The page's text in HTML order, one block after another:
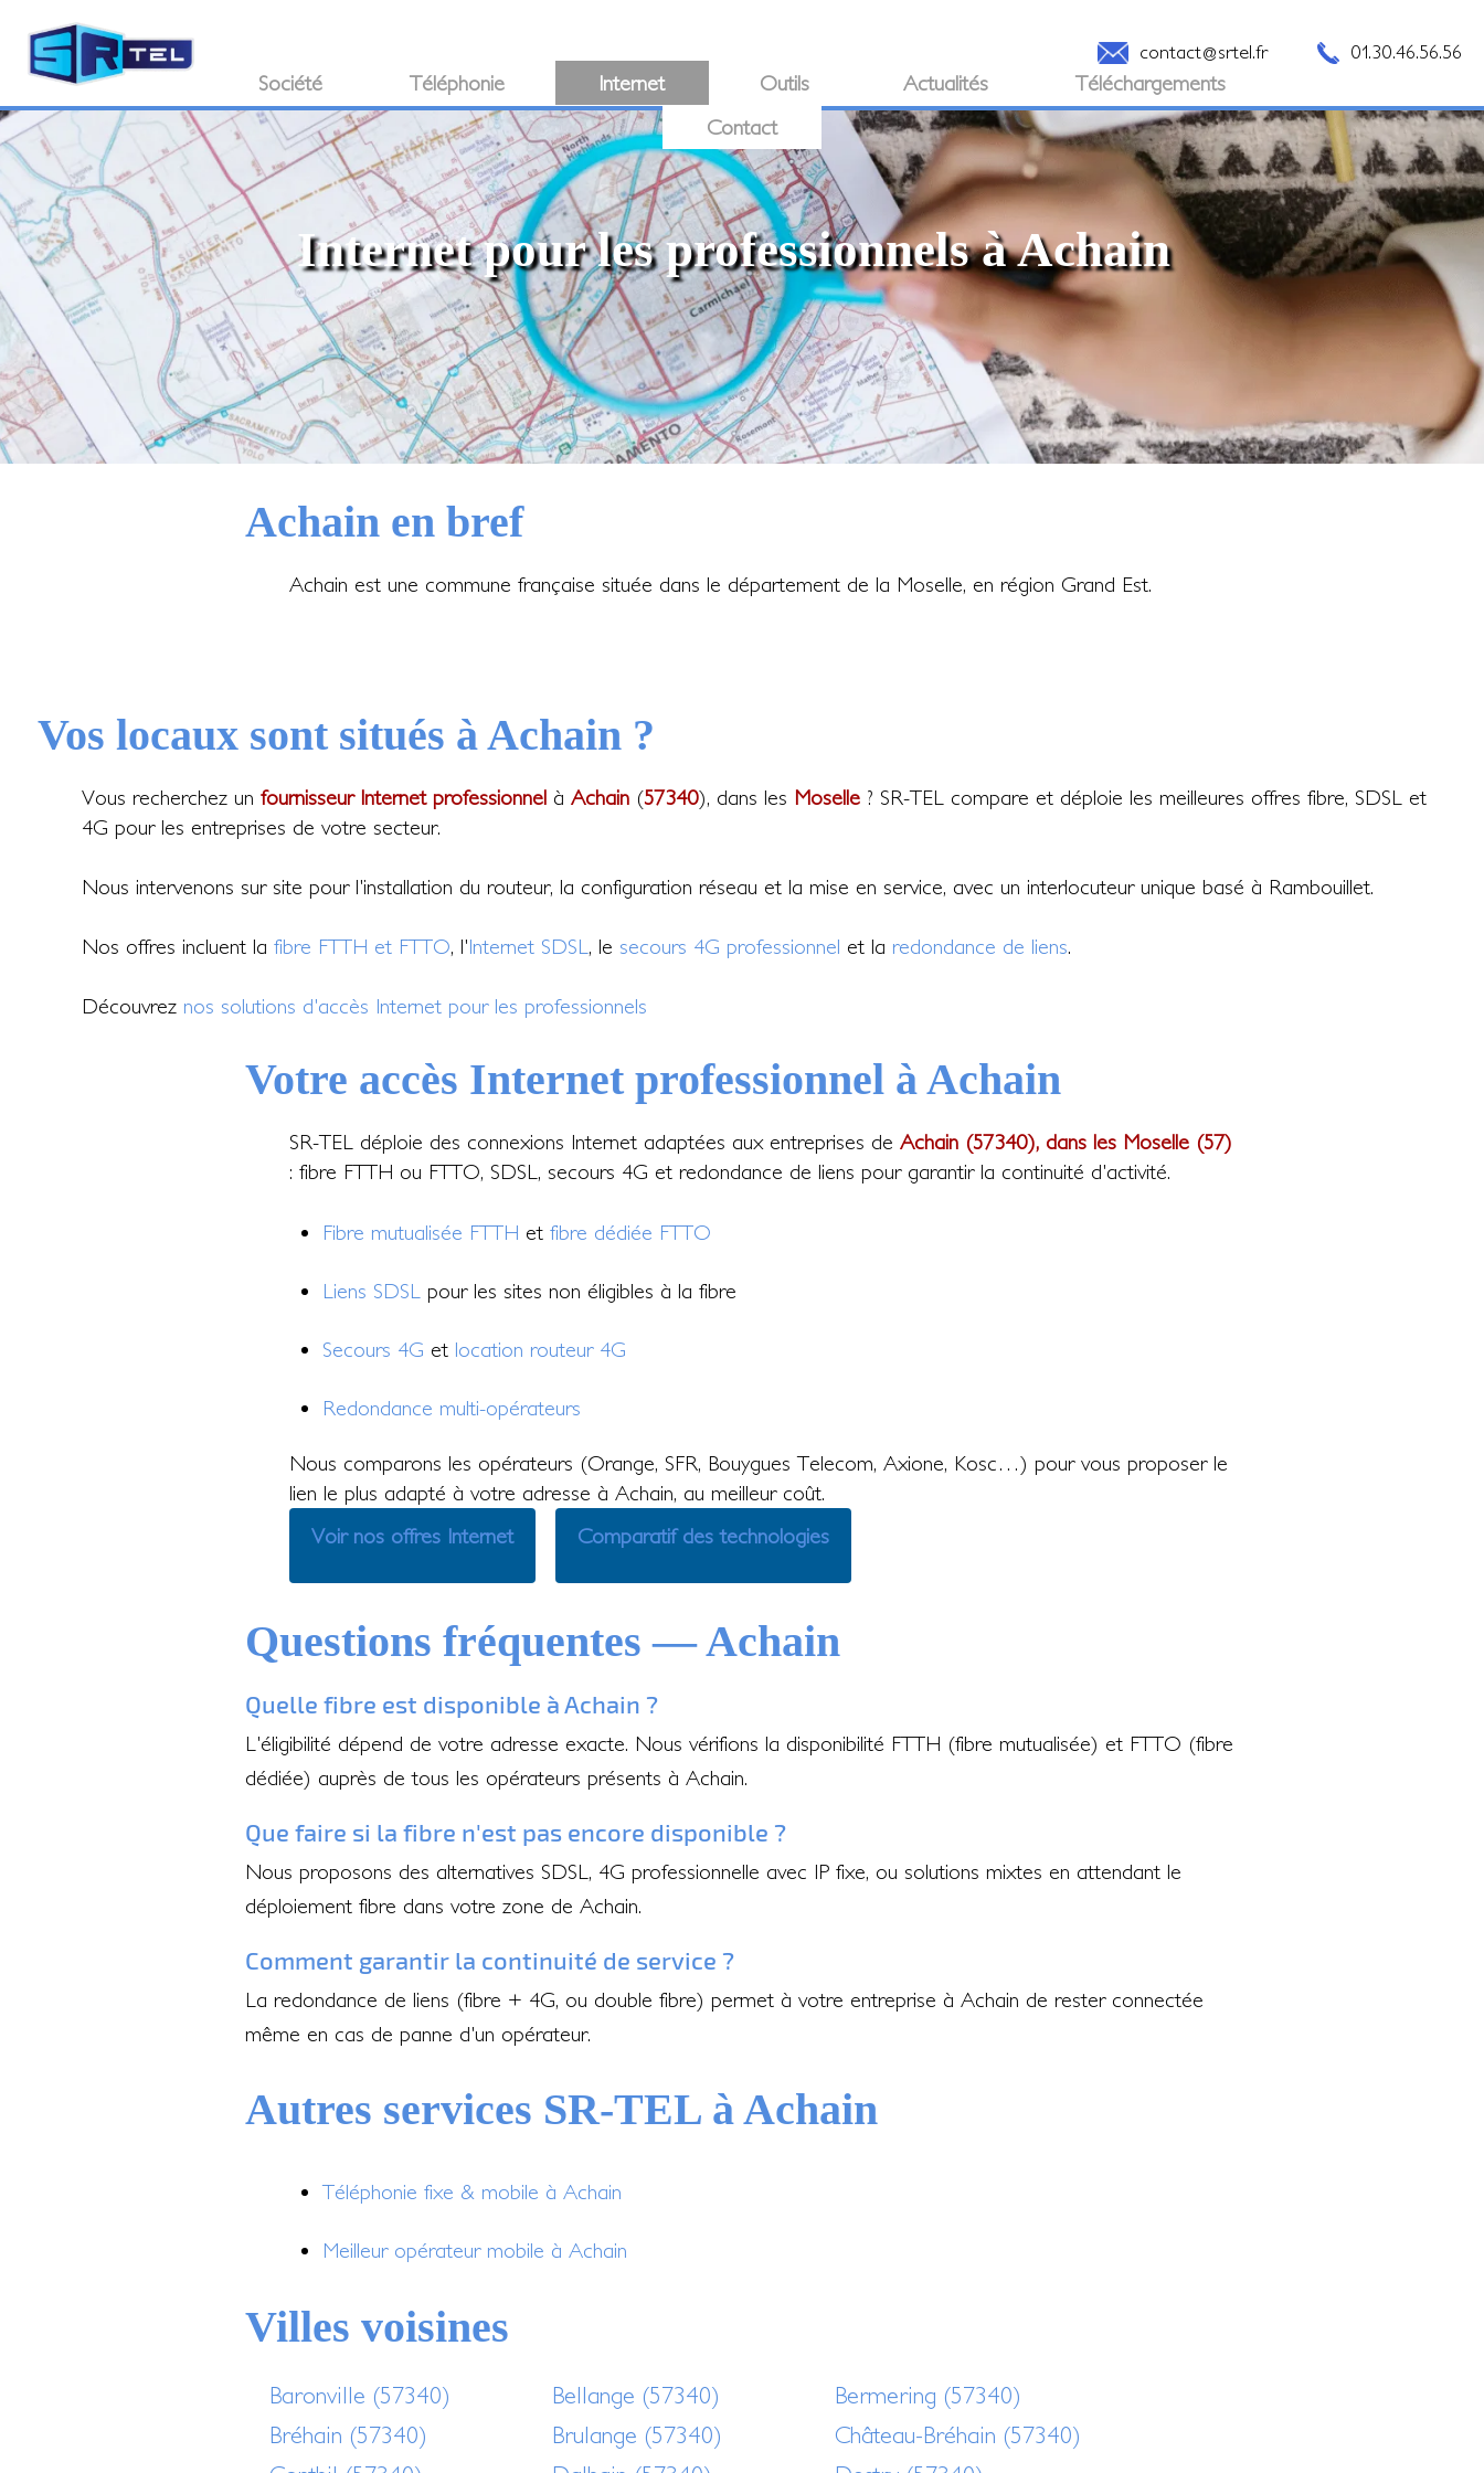
contact@srtel.fr 01.30.46.56.56
Société Téléphonie Internet Outils Actualités
Téléchargements
Contact
Internet pour les professionnels à Achain
Achain en bref
Achain est une commune française située dans le département de la Moselle, en région Grand Est.
Vos locaux sont situés à Achain ?
Vous recherchez un fournisseur Internet professionnelà Achain(57340), dans les Moselle? SR-TEL compare et déploie les meilleures offres fibre, SDSL et
4G pour les entreprises de votre secteur.
Nous intervenons sur site pour l'installation du routeur, la configuration réseau et la mise en service, avec un interlocuteur unique basé à Rambouillet.
Nos offres incluent la fibre FTTH et FTTO, l'Internet SDSL , le secours 4G professionnel et la redondance de liens.
Découvrez nos solutions d'accès Internet pour les professionnels
Votre accès Internet professionnel à Achain
SR-TEL déploie des connexions Internet adaptées aux entreprises de Achain (57340), dans les Moselle (57)
: fibre FTTH ou FTTO, SDSL, secours 4G et redondance de liens pour garantir la continuité d'activité.
Fibre mutualisée FTTH et fibre dédiée FTTO
Liens SDSL pour les sites non éligibles à la fibre
Secours 4G et location routeur 4G
Redondance multi-opérateurs
Nous comparons les opérateurs (Orange, SFR, Bouygues Telecom, Axione, Kosc…) pour vous proposer le
lien le plus adapté à votre adresse à Achain, au meilleur coût.
Voir nos offres Internet
Comparatif des technologies
Questions fréquentes — Achain
Quelle fibre est disponible à Achain ?
L'éligibilité dépend de votre adresse exacte. Nous vérifions la disponibilité FTTH (fibre mutualisée) et FTTO (fibre
dédiée) auprès de tous les opérateurs présents à Achain.
Que faire si la fibre n'est pas encore disponible ?
Nous proposons des alternatives SDSL, 4G professionnelle avec IP fixe, ou solutions mixtes en attendant le
déploiement fibre dans votre zone de Achain.
Comment garantir la continuité de service ?
La redondance de liens (fibre + 4G, ou double fibre) permet à votre entreprise à Achain de rester connectée
même en cas de panne d'un opérateur.
Autres services SR-TEL à Achain
Téléphonie fixe & mobile à Achain
Meilleur opérateur mobile à Achain
Villes voisines
Baronville (57340) Bellange (57340)
Bermering (57340)
Bréhain (57340)
Brulange (57340)
Château-Bréhain (57340)